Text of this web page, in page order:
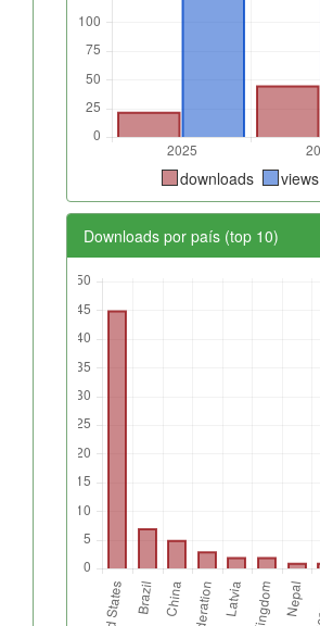
downloads views
Downloads por país (top 10)